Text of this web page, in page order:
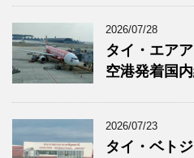
2026/07/28
タイ・エア
空港発着国
2026/07/23
タイ・ベト